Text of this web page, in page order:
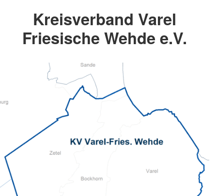
Kreisverband Varel
Friesische Wehde e.V.